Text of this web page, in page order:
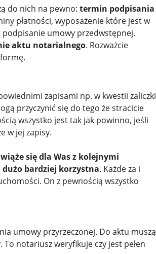
do nich na pewno: termin podpisania
płatności, wyposażenie które jest w
podpisanie umowy przedwstępnej.
aktu notarialnego. Rozważcie
zapisami np. w kwestii zaliczki
przyczynić się do tego że stracicie
wszystko jest tak jak powinno, jeśli
w jej zapisy.
się dla Was z kolejnymi
bardziej korzystna. Każde za i
On z pewnością wszystko
umowy przyrzeczonej. Do aktu muszą
notariusz weryfikuje czy jest pełen